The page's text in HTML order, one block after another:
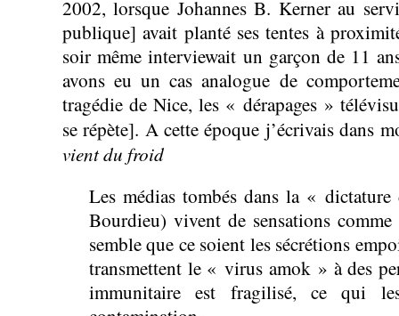
2002, lorsque Johannes B. Kerner au
publique] avait planté ses tentes à
soir même interviewait un garçon de 11
avons eu un cas analogue de
tragédie de Nice, les « dérapages »
se répète]. A cette époque j’écrivais dans
vient du froid
Les médias tombés dans la «
Bourdieu) vivent de sensations
semble que ce soient les sécrétions
transmettent le « virus amok » à des
immunitaire est fragilisé, ce qui